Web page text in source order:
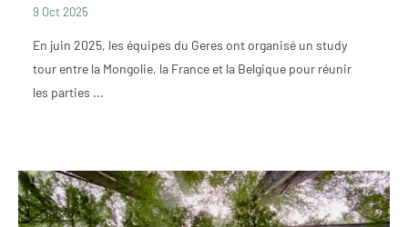
9 Oct 2025
En juin 2025, les équipes du Geres ont organisé un study
tour entre la Mongolie, la France et la Belgique pour réunir
les parties ...